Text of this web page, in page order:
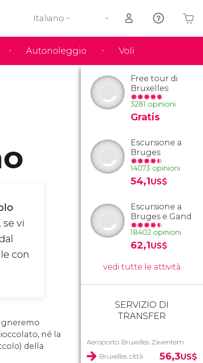
Autonoleggio Voli
Italiano
Il tuo carrello è vuoto
vi
con
né la
della
Free tour di
Bruxelles
3281 opinioni
Gratis
Escursione a
Bruges
14073 opinioni
54,1US$
Escursione a
Bruges e Gand
18402 opinioni
62,1US$
vedi tutte le attività
SERVIZIO DI
TRANSFER
Aeroporto Bruxelles Zaventem
Bruxelles città
56,3US$